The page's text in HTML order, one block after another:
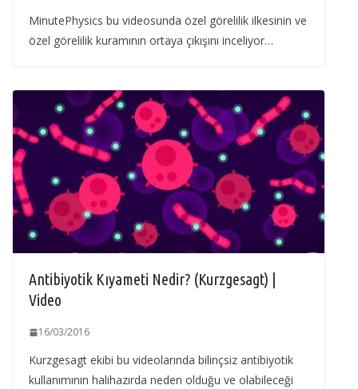
MinutePhysics bu videosunda özel görelilik ilkesinin ve
özel görelilik kuramının ortaya çıkışını inceliyor…
Antibiyotik Kıyameti Nedir? (Kurzgesagt) |
Video
16/03/2016
Kurzgesagt ekibi bu videolarında bilinçsiz antibiyotik
kullanımının halihazırda neden olduğu ve olabileceği